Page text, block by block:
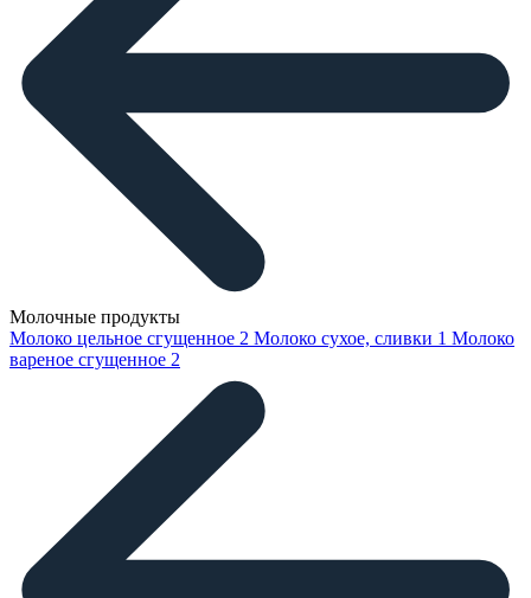
Молочные продукты
Молоко цельное сгущенное 2 Молоко сухое, сливки 1 Молоко
вареное сгущенное 2